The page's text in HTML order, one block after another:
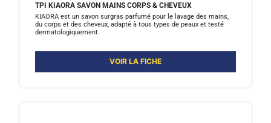
TPI KIAORA SAVON MAINS CORPS & CHEVEUX
KIAORA est un savon surgras parfumé pour le lavage des mains,
du corps et des cheveux, adapté à tous types de peaux et testé
dermatologiquement.
VOIR LA FICHE